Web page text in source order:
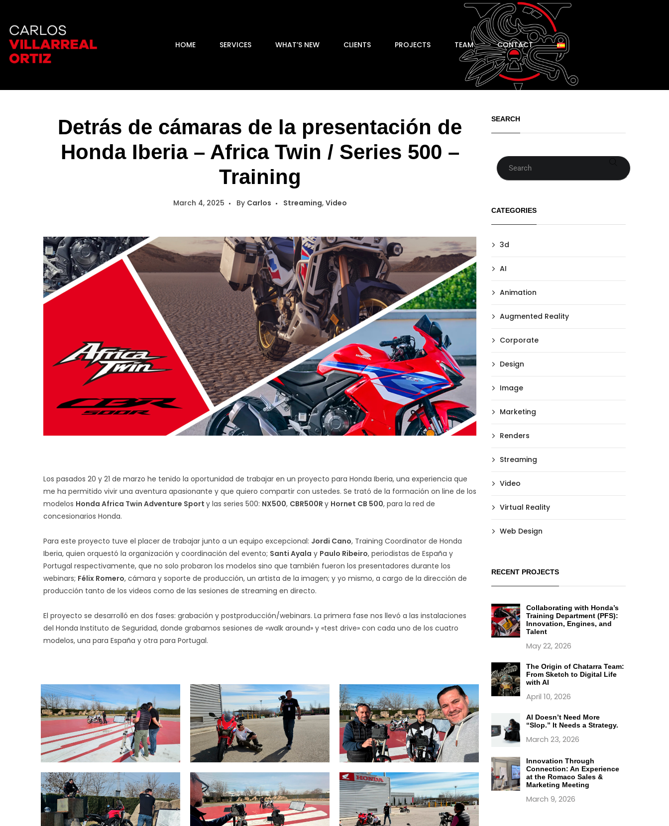
HOME SERVICES WHAT’S NEW CLIENTS PROJECTS TEAM CONTACT
Detrás de cámaras de la presentación de
Honda Iberia – Africa Twin / Series 500 –
Training
March 4, 2025 By Carlos Streaming, Video
Los pasados 20 y 21 de marzo he tenido la oportunidad de trabajar en un proyecto para Honda Iberia, una experiencia que
me ha permitido vivir una aventura apasionante y que quiero compartir con ustedes. Se trató de la formación on line de los
modelos Honda Africa Twin Adventure Sport y las series 500: NX500, CBR500R y Hornet CB 500, para la red de
concesionarios Honda.
Para este proyecto tuve el placer de trabajar junto a un equipo excepcional: Jordi Cano, Training Coordinator de Honda
Iberia, quien orquestó la organización y coordinación del evento; Santi Ayala y Paulo Ribeiro, periodistas de España y
Portugal respectivamente, que no solo probaron los modelos sino que también fueron los presentadores durante los
webinars; Félix Romero, cámara y soporte de producción, un artista de la imagen; y yo mismo, a cargo de la dirección de
producción tanto de los videos como de las sesiones de streaming en directo.
El proyecto se desarrolló en dos fases: grabación y postproducción/webinars. La primera fase nos llevó a las instalaciones
del Honda Instituto de Seguridad, donde grabamos sesiones de «walk around» y «test drive» con cada uno de los cuatro
modelos, una para España y otra para Portugal.
SEARCH
Search
CATEGORIES
3d
AI
Animation
Augmented Reality
Corporate
Design
Image
Marketing
Renders
Streaming
Video
Virtual Reality
Web Design
RECENT PROJECTS
Collaborating with Honda’s
Training Department (PFS):
Innovation, Engines, and
Talent
May 22, 2026
The Origin of Chatarra Team:
From Sketch to Digital Life
with AI
April 10, 2026
AI Doesn’t Need More
“Slop.” It Needs a Strategy.
March 23, 2026
Innovation Through
Connection: An Experience
at the Romaco Sales &
Marketing Meeting
March 9, 2026